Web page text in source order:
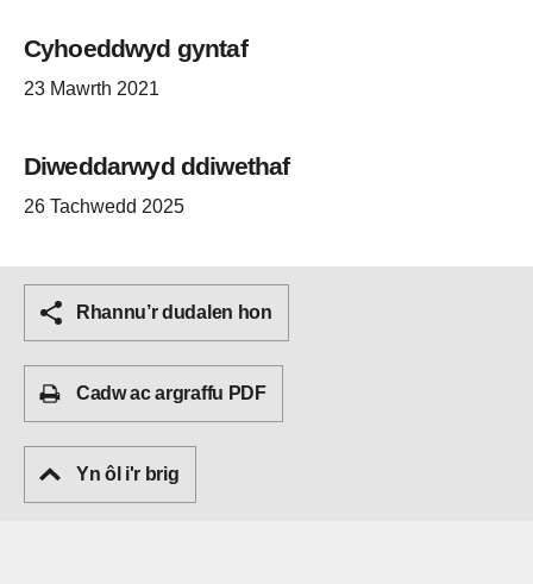
Cyhoeddwyd gyntaf
23 Mawrth 2021
Diweddarwyd ddiwethaf
26 Tachwedd 2025
Rhannu’r dudalen hon
Cadw ac argraffu PDF
Yn ôl i'r brig